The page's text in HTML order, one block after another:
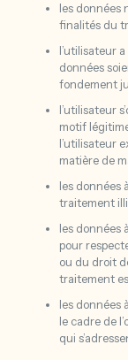
les données
finalités du
l’utilisateur
données
fondement
l’utilisateur
motif
l’utilisateur
matière de
les données
traitement
les données
pour
ou du droit
traitement
les données
le cadre de
qui